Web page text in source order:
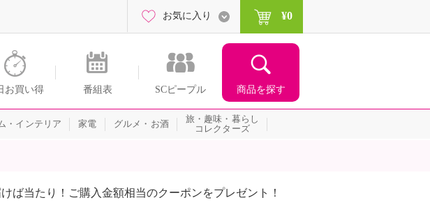
お買い得 番組表 SCピープル 商品を探す
お気に入り ¥0
・インテリア 家電 グルメ・お酒
旅・趣味・暮らし
コレクターズ
ば当たり！ご購入金額相当のクーポンをプレゼント！